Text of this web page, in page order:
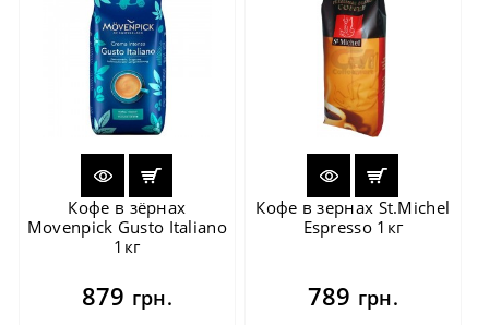
Кофе в зёрнах
Movenpick Gusto Italiano
1кг
879 грн.
Кофе в зернах St.Michel
Espresso 1кг
789 грн.